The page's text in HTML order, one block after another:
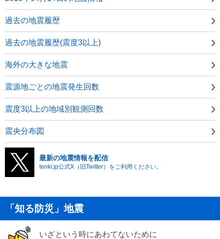
過去の地震履歴
過去の地震履歴(震度3以上)
海外の大きな地震
震源地ごとの地震発生回数
震度3以上の地域別観測回数
震央分布図
最新の地震情報を配信
tenki.jp公式X（旧Twitter）をご利用ください。
「知る防災」地震
いざという時にあわてないために